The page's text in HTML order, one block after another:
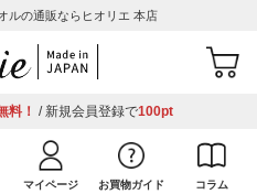
ルの通販ならヒオリエ 本店
料！ / 新規会員登録で100pt
マイページ お買物ガイド コラム